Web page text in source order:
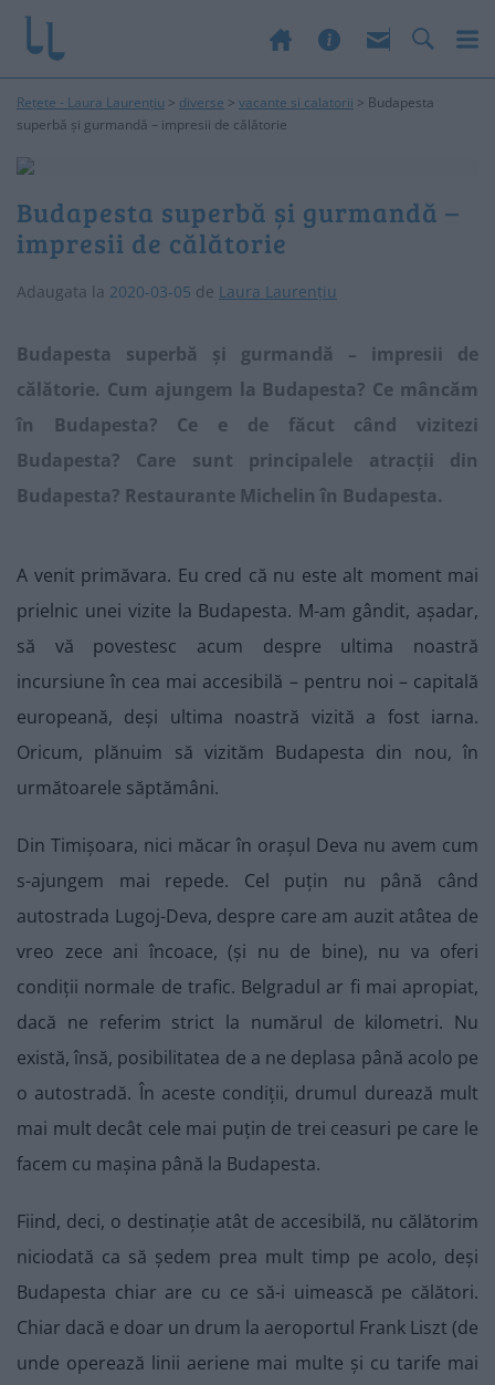
Rețete - Laura Laurențiu > diverse > vacante si calatorii > Budapesta
superbă și gurmandă – impresii de călătorie
Budapesta superbă și gurmandă –
impresii de călătorie
Adaugata la 2020-03-05 de Laura Laurențiu
Budapesta superbă și gurmandă – impresii de
călătorie. Cum ajungem la Budapesta? Ce mâncăm
în Budapesta? Ce e de făcut când vizitezi
Budapesta? Care sunt principalele atracții din
Budapesta? Restaurante Michelin în Budapesta.
A venit primăvara. Eu cred că nu este alt moment mai
prielnic unei vizite la Budapesta. M-am gândit, așadar,
să vă povestesc acum despre ultima noastră
incursiune în cea mai accesibilă – pentru noi – capitală
europeană, deși ultima noastră vizită a fost iarna.
Oricum, plănuim să vizităm Budapesta din nou, în
următoarele săptămâni.
Din Timișoara, nici măcar în orașul Deva nu avem cum
s-ajungem mai repede. Cel puțin nu până când
autostrada Lugoj-Deva, despre care am auzit atâtea de
vreo zece ani încoace, (și nu de bine), nu va oferi
condiții normale de trafic. Belgradul ar fi mai apropiat,
dacă ne referim strict la numărul de kilometri. Nu
există, însă, posibilitatea de a ne deplasa până acolo pe
o autostradă. În aceste condiții, drumul durează mult
mai mult decât cele mai puțin de trei ceasuri pe care le
facem cu mașina până la Budapesta.
Fiind, deci, o destinație atât de accesibilă, nu călătorim
niciodată ca să ședem prea mult timp pe acolo, deși
Budapesta chiar are cu ce să-i uimească pe călători.
Chiar dacă e doar un drum la aeroportul Frank Liszt (de
unde operează linii aeriene mai multe și cu tarife mai